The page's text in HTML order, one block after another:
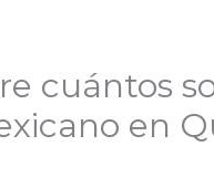
cuántos
en